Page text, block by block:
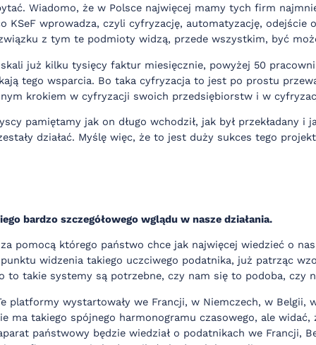
Wiadomo, że w Polsce najwięcej mamy tych firm
wprowadza, czyli cyfryzację, automatyzację,
z tym te podmioty widzą, przede wszystkim, być
już kilku tysięcy faktur miesięcznie, powyżej 50
tego wsparcia. Bo taka cyfryzacja to jest po prostu
krokiem w cyfryzacji swoich przedsiębiorstw i w
pamiętamy jak on długo wchodził, jak był przekładany i
działać. Myślę więc, że to jest duży sukces tego
bardzo szczegółowego wglądu w nasze działania.
pomocą którego państwo chce jak najwięcej wiedzieć o
widzenia takiego uczciwego podatnika, już patrząc
takie systemy są potrzebne, czy nam się to podoba, czy
platformy wystartowały we Francji, w Niemczech, w Belgii,
ma takiego spójnego harmonogramu czasowego, ale
państwowy będzie wiedział o podatnikach we Francji,